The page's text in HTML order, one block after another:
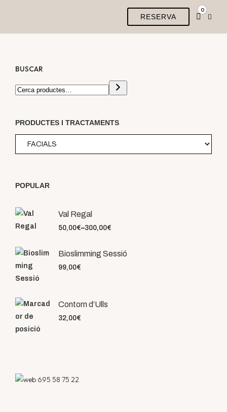
RESERVA
0
BUSCAR
PRODUCTES I TRACTAMENTS
POPULAR
Val Regal
50,00€–300,00€
Bioslimming Sessió
99,00€
Contorn d’Ulls
32,00€
695 58 75 22